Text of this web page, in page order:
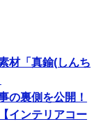
材「真鍮(しんち
の裏側を公開！
インテリアコー